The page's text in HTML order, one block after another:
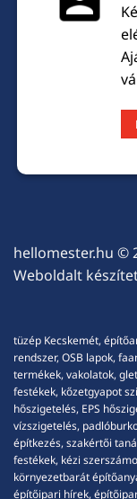
hellomester.hu ©
Weboldalt
tüzép Kecskemét,
rendszer, OSB lapok,
termékek, vakolatok,
festékek, kőzetgyapot
hőszigetelés, EPS
vízszigetelés,
építkezés, szakértői
festékek, kézi
környezetbarát
építőipari hírek,